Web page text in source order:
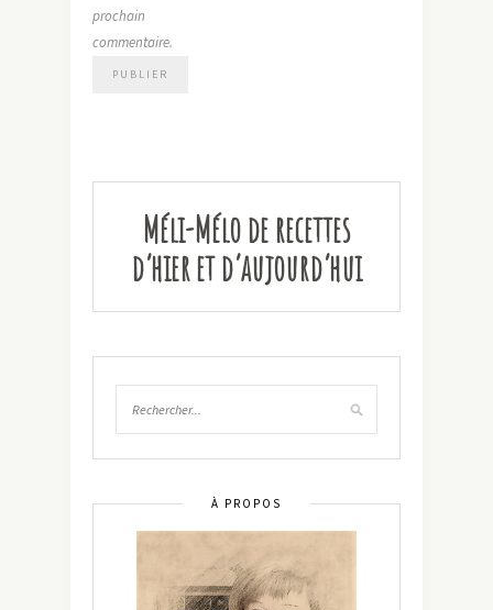
prochain
commentaire.
Méli-Mélo de recettes
d’hier et d’aujourd’hui
À PROPOS